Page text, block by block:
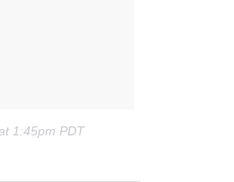
1:45pm PDT